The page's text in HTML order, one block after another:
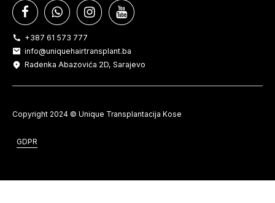
+387 61 573 777
info@uniquehairtransplant.ba
Radenka Abazovića 2D, Sarajevo
Copyright 2024 © Unique Transplantacija Kose
GDPR